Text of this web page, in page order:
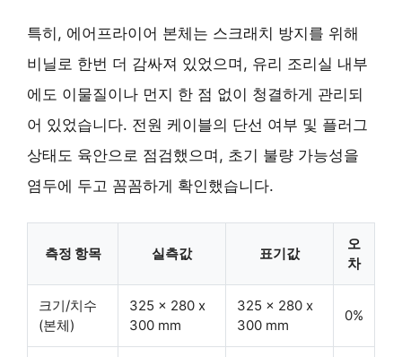
특히, 에어프라이어 본체는 스크래치 방지를 위해
비닐로 한번 더 감싸져 있었으며, 유리 조리실 내부
에도 이물질이나 먼지 한 점 없이 청결하게 관리되
어 있었습니다. 전원 케이블의 단선 여부 및 플러그
상태도 육안으로 점검했으며, 초기 불량 가능성을
염두에 두고 꼼꼼하게 확인했습니다.
측정 항목 실측값 표기값
오
차
크기/치수
(본체)
325 x 280 x
300 mm
325 x 280 x
300 mm
0%